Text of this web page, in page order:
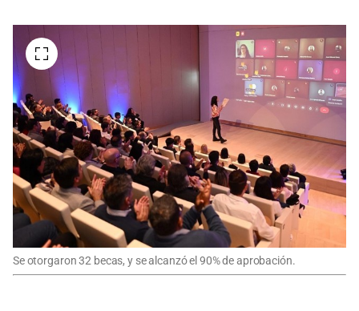
Se otorgaron 32 becas, y se alcanzó el 90% de aprobación.